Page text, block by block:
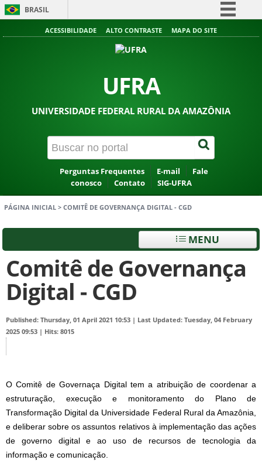
BRASIL
Simplifique!
Acesso à informação
ACESSIBILIDADE ALTO CONTRASTE MAPA DO SITE
UFRA
UNIVERSIDADE FEDERAL RURAL DA AMAZÔNIA
Perguntas Frequentes E-mail
Fale
conosco
Contato SIG-UFRA
PÁGINA INICIAL > COMITÊ DE GOVERNANÇA DIGITAL - CGD
MENU
Comitê de Governança
Digital - CGD
Published: Thursday, 01 April 2021 10:53 | Last Updated: Tuesday, 04 February
2025 09:53 | Hits: 8015
O Comitê de Governaça Digital tem a atribuição de coordenar a
estruturação, execução e monitoramento do Plano de
Transformação Digital da Universidade Federal Rural da Amazônia,
e deliberar sobre os assuntos relativos à implementação das ações
de governo digital e ao uso de recursos de tecnologia da
informação e comunicação.